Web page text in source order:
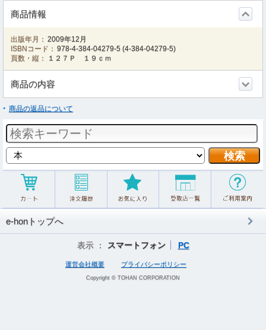
商品情報
出版年月： 2009年12月
ISBNコード： 978-4-384-04279-5 (4-384-04279-5)
頁数・縦：
１２７Ｐ １９ｃｍ
商品の内容
商品の返品について
e-honトップへ
表示 ： スマートフォン PC
運営会社概要 プライバシーポリシー
Copyright © TOHAN CORPORATION